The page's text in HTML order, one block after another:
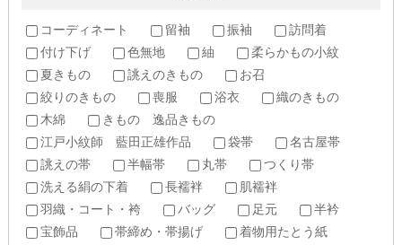
コーディネート 留袖 振袖
訪問着
付け下げ
色無地 紬
柔らかもの小紋
夏きもの
誂えのきもの
お召
絞りのきもの
喪服 浴衣
織のきもの
木綿
きもの 逸品きもの
江戸小紋師 藍田正雄作品
袋帯
名古屋帯
誂えの帯
半幅帯 丸帯
つくり帯
洗える絹の下着
長襦袢
肌襦袢
羽織・コート・袴
バッグ 足元
半衿
宝飾品
帯締め・帯揚げ
着物用たとう紙